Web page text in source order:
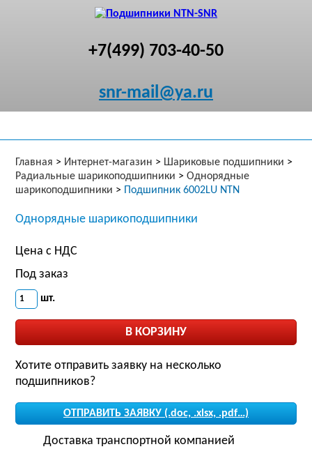
+7(499) 703-40-50
snr-mail@ya.ru
Главная > Интернет-магазин > Шариковые подшипники >
Радиальные шарикоподшипники > Однорядные
шарикоподшипники > Подшипник 6002LU NTN
Однорядные шарикоподшипники
Цена с НДС
Под заказ
шт.
Хотите отправить заявку на несколько
подшипников?
ОТПРАВИТЬ ЗАЯВКУ (.doc, .xlsx, .pdf…)
Доставка транспортной компанией